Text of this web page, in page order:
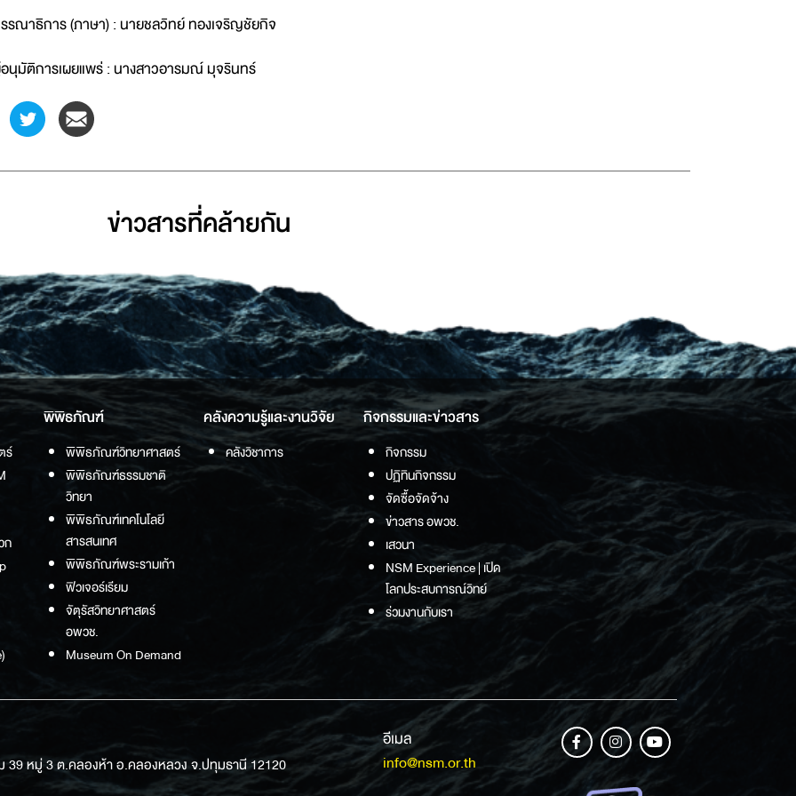
รณาธิการ (ภาษา) : นายชลวิทย์ ทองเจริญชัยกิจ
นุมัติการเผยแพร่ : นางสาวอารมณ์ มุจรินทร์
ข่าวสารที่่คล้ายกัน
ร์
ก
พิพิธภัณฑ์
พิพิธภัณฑ์วิทยาศาสตร์
พิพิธภัณฑ์ธรรมชาติ
วิทยา
พิพิธภัณฑ์เทคโนโลยี
สารสนเทศ
พิพิธภัณฑ์พระรามเก้า
ฟิวเจอร์เรียม
จัตุรัสวิทยาศาสตร์
อพวช.
Museum On Demand
คลังความรู้และงานวิจัย
คลังวิชาการ
กิจกรรมและข่าวสาร
กิจกรรม
ปฏิทินกิจกรรม
จัดซื้อจัดจ้าง
ข่าวสาร อพวช.
เสวนา
NSM Experience | เปิด
โลกประสบการณ์วิทย์
ร่วมงานกับเรา
39 หมู่ 3 ต.คลองห้า อ.คลองหลวง จ.ปทุมธานี 12120
อีเมล
info@nsm.or.th